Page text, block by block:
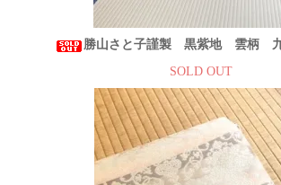
勝山さと子謹製 黒紫地 雲柄
SOLD OUT